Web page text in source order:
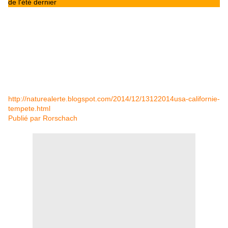
de l'été dernier
http://naturealerte.blogspot.com/2014/12/13122014usa-californie-
tempete.html
Publié par Rorschach